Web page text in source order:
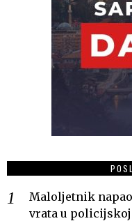
Maloljetnik
vrata u